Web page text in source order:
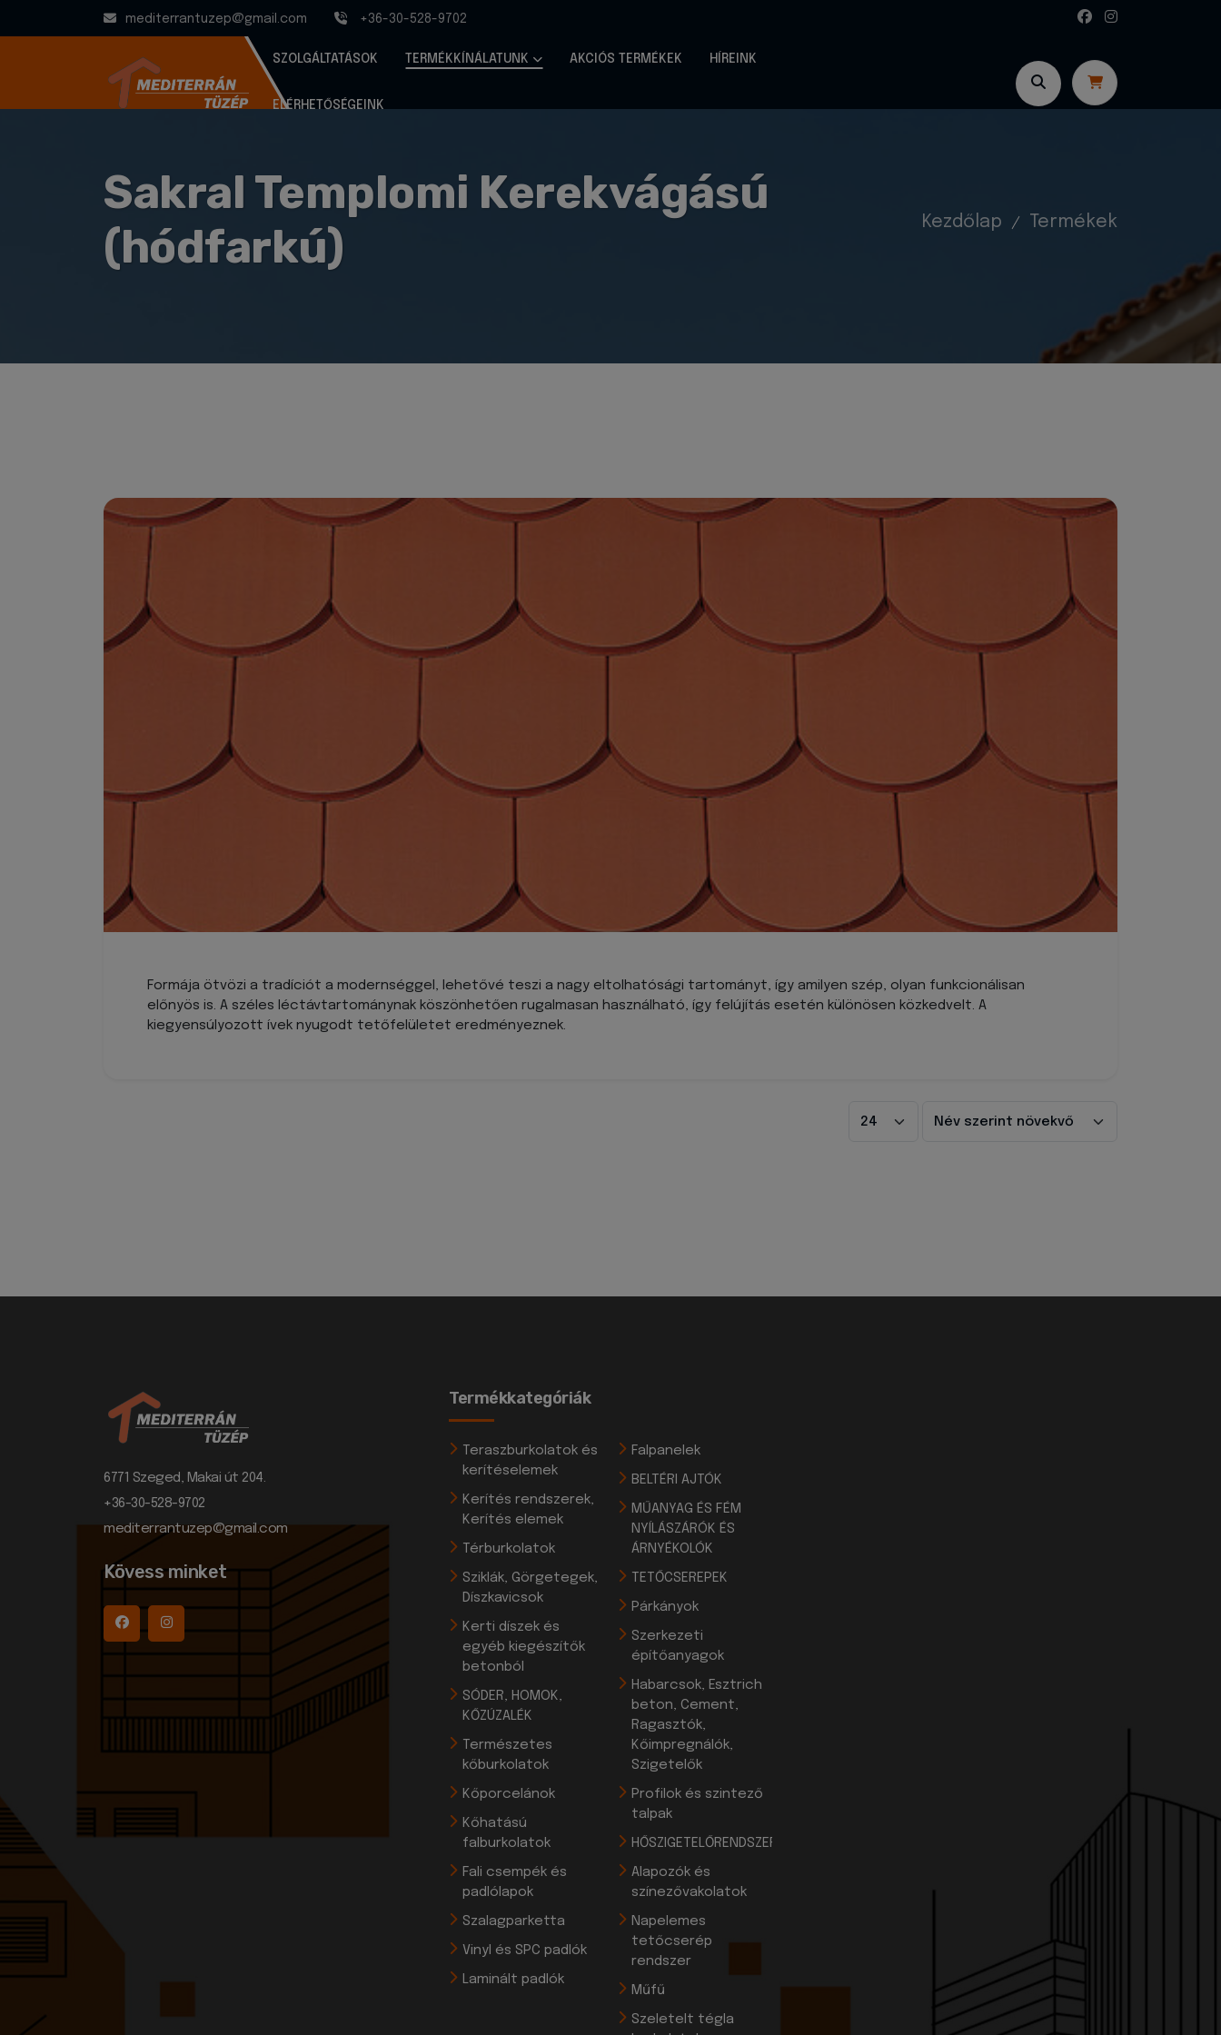
mediterrantuzep@gmail.com +36-30-528-9702
SZOLGÁLTATÁSOK TERMÉKKÍNÁLATUNK AKCIÓS TERMÉKEK HÍREINK
ELÉRHETŐSÉGEINK
Sakral Templomi Kerekvágású
(hódfarkú)
Kezdőlap Termékek
Formája ötvözi a tradíciót a modernséggel, lehetővé teszi a nagy eltolhatósági tartományt, így amilyen szép, olyan funkcionálisan
előnyös is. A széles léctávtartománynak köszönhetően rugalmasan használható, így felújítás esetén különösen közkedvelt. A
kiegyensúlyozott ívek nyugodt tetőfelületet eredményeznek.
6771 Szeged, Makai út 204.
+36-30-528-9702
mediterrantuzep@gmail.com
Kövess minket
Termékkategóriák
Teraszburkolatok és
kerítéselemek
Kerítés rendszerek,
Kerítés elemek
Térburkolatok
Sziklák, Görgetegek,
Díszkavicsok
Kerti díszek és
egyéb kiegészítők
betonból
SÓDER, HOMOK,
KŐZÚZALÉK
Természetes
kőburkolatok
Kőporcelánok
Kőhatású
falburkolatok
Fali csempék és
padlólapok
Szalagparketta
Vinyl és SPC padlók
Laminált padlók
Falpanelek
BELTÉRI AJTÓK
MŰANYAG ÉS FÉM
NYÍLÁSZÁRÓK ÉS
ÁRNYÉKOLÓK
TETŐCSEREPEK
Párkányok
Szerkezeti
építőanyagok
Habarcsok, Esztrich
beton, Cement,
Ragasztók,
Kőimpregnálók,
Szigetelők
Profilok és szintező
talpak
HŐSZIGETELŐRENDSZEREK
Alapozók és
színezővakolatok
Napelemes
tetőcserép
rendszer
Műfű
Szeletelt tégla